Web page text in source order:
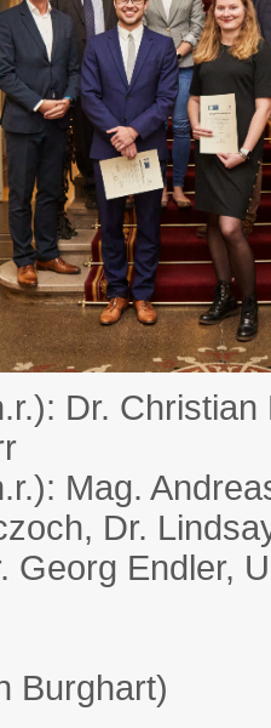
Dr.
Mag.
Dr.
Georg Endler,
Burghart)